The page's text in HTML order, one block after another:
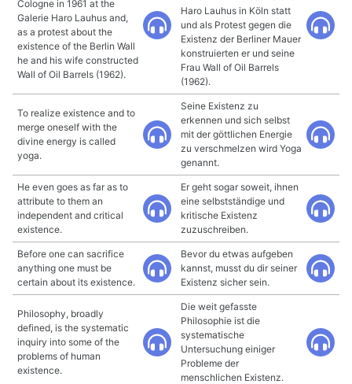
Cologne in 1961 at the
Galerie Haro Lauhus and,
as a protest about the
existence of the Berlin Wall
he and his wife constructed
Wall of Oil Barrels (1962).
Haro Lauhus in Köln statt
und als Protest gegen die
Existenz der Berliner Mauer
konstruierten er und seine
Frau Wall of Oil Barrels
(1962).
To realize existence and to
merge oneself with the
divine energy is called
yoga.
Seine Existenz zu
erkennen und sich selbst
mit der göttlichen Energie
zu verschmelzen wird Yoga
genannt.
He even goes as far as to
attribute to them an
independent and critical
existence.
Er geht sogar soweit, ihnen
eine selbstständige und
kritische Existenz
zuzuschreiben.
Before one can sacrifice
anything one must be
certain about its existence.
Bevor du etwas aufgeben
kannst, musst du dir seiner
Existenz sicher sein.
Philosophy, broadly
defined, is the systematic
inquiry into some of the
problems of human
existence.
Die weit gefasste
Philosophie ist die
systematische
Untersuchung einiger
Probleme der
menschlichen Existenz.